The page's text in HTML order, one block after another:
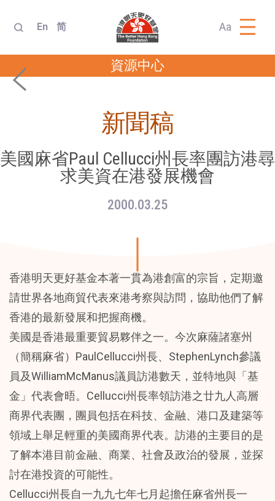
En 简 Aa
資源中心
新聞稿
美國麻省Paul Cellucci州長率團訪港尋
求美資在港發展機會
2000.03.25
香港明天更好基金本著一貫為港創富的宗旨，定期邀
請世界各地商貿代表來港考察與訪問，協助他們了解
香港的最新發展和把握商機。
美國是香港最重要貿易夥伴之一。今次麻薩諸塞州
（簡稱麻省）PaulCellucci州長、StephenLynch參議
員及WilliamMcManus議員訪港數天，並特地與「基
金」代表會晤。Cellucci州長率領訪港之廿九人高層
商界代表團，團員包括在科技、金融、港口及建築等
領域上舉足輕重的美國商界代表。訪港的主要目的是
了解本港目前金融、商業、社會及政治的發展，並探
討在港投資的可能性。
Cellucci州長自一九九七年七月起擔任麻省州長一